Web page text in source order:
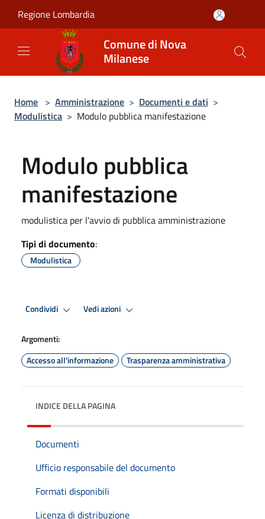
Regione Lombardia
Comune di Nova
Milanese
Home > Amministrazione > Documenti e dati >
Modulistica > Modulo pubblica manifestazione
Modulo pubblica
manifestazione
modulistica per l'avvio di pubblica amministrazione
Tipi di documento:
Modulistica
Condividi Vedi azioni
Argomenti:
Accesso all'informazione
Trasparenza amministrativa
INDICE DELLA PAGINA
Documenti
Ufficio responsabile del documento
Formati disponibili
Licenza di distribuzione